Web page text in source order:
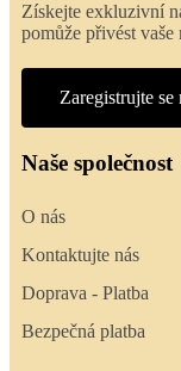
Získejte exkluzivní
pomůže přivést
Zaregistrujte se
Naše společnost
O nás
Kontaktujte nás
Doprava - Platba
Bezpečná platba